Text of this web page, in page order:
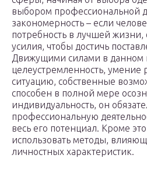
выбором профессиональной
закономерность – если
потребность в лучшей жизни,
усилия, чтобы достичь
Движущими силами в данном
целеустремленность, умение
ситуацию, собственные
способен в полной мере
индивидуальность, он
профессиональную
весь его потенциал. Кроме
использовать методы,
личностных характеристик.